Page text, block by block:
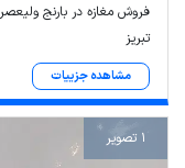
فروش مغازه در بارنج ولیعصر۲
تبریز
مشاهده جزییات
1 تصویر